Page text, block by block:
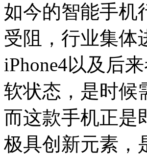
如今的智能手机
受阻，行业集体
iPhone4以及后
软状态，是时候
而这款手机正是
极具创新元素，